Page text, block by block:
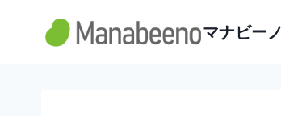
マナビー